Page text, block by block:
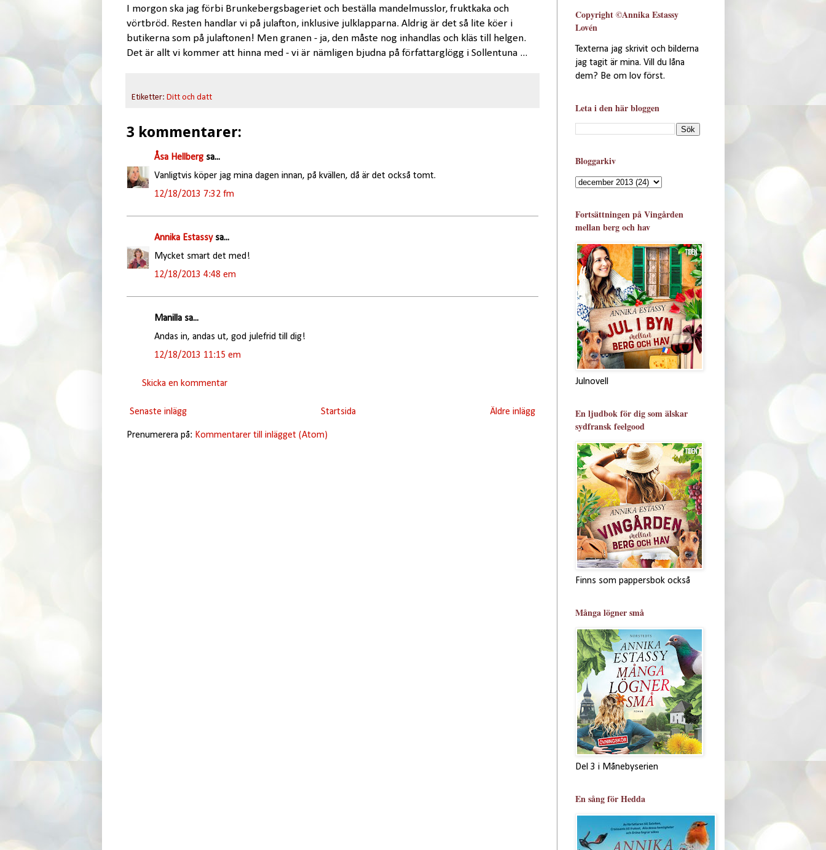
I morgon ska jag förbi Brunkebergsbageriet och beställa mandelmusslor, fruktkaka och
vörtbröd. Resten handlar vi på julafton, inklusive julklapparna. Aldrig är det så lite köer i
butikerna som på julaftonen! Men granen - ja, den måste nog inhandlas och kläs till helgen.
Det är allt vi kommer att hinna med - vi är nämligen bjudna på författarglögg i Sollentuna ...
Etiketter: Ditt och datt
3 kommentarer:
Åsa Hellbergsa...
Vanligtvis köper jag mina dagen innan, på kvällen, då är det också tomt.
12/18/2013 7:32 fm
Annika Estassysa...
Mycket smart det med!
12/18/2013 4:48 em
Manilla sa...
Andas in, andas ut, god julefrid till dig!
12/18/2013 11:15 em
Skicka en kommentar
Senaste inlägg Äldre inlägg
Startsida
Prenumerera på: Kommentarer till inlägget (Atom)
Copyright ©Annika Estassy
Lovén
Texterna jag skrivit och bilderna
jag tagit är mina. Vill du låna
dem? Be om lov först.
Leta i den här bloggen
Bloggarkiv
Fortsättningen på Vingården
mellan berg och hav
Julnovell
En ljudbok för dig som älskar
sydfransk feelgood
Finns som pappersbok också
Många lögner små
Del 3 i Månebyserien
En sång för Hedda